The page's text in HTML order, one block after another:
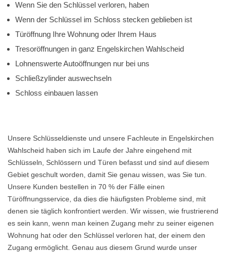
Wenn Sie den Schlüssel verloren, haben
Wenn der Schlüssel im Schloss stecken geblieben ist
Türöffnung Ihre Wohnung oder Ihrem Haus
Tresoröffnungen in ganz Engelskirchen Wahlscheid
Lohnenswerte Autoöffnungen nur bei uns
Schließzylinder auswechseln
Schloss einbauen lassen
Unsere Schlüsseldienste und unsere Fachleute in Engelskirchen
Wahlscheid haben sich im Laufe der Jahre eingehend mit
Schlüsseln, Schlössern und Türen befasst und sind auf diesem
Gebiet geschult worden, damit Sie genau wissen, was Sie tun.
Unsere Kunden bestellen in 70 % der Fälle einen
Türöffnungsservice, da dies die häufigsten Probleme sind, mit
denen sie täglich konfrontiert werden. Wir wissen, wie frustrierend
es sein kann, wenn man keinen Zugang mehr zu seiner eigenen
Wohnung hat oder den Schlüssel verloren hat, der einem den
Zugang ermöglicht. Genau aus diesem Grund wurde unser